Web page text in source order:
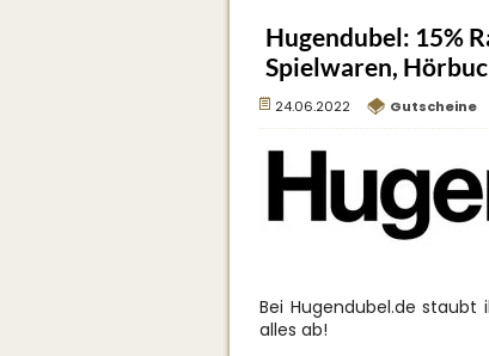
Hugendubel: 15%
Spielwaren,
24.06.2022 Gutscheine
Bei Hugendubel.de staubt
alles ab!